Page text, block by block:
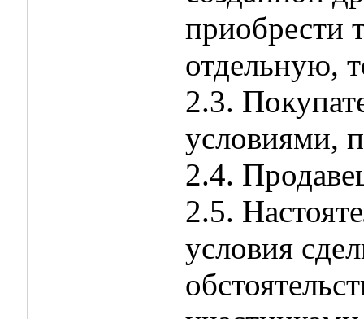
приобрести
отдельную,
2.3.
условиями,
2.4.
2.5.
условия